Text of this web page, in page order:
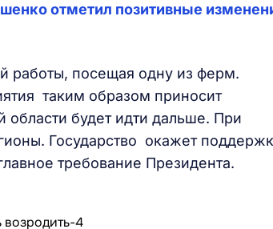
отметил позитивные
работы, посещая одну из ферм.
таким образом приносит
области будет идти дальше. При
Государство окажет
требование Президента.